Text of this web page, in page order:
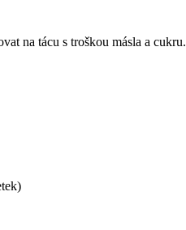
na tácu s troškou másla a cukru.